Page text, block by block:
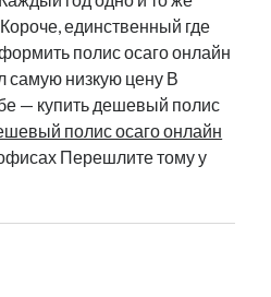
единственный где
полис осаго онлайн
самую низкую цену В
— купить дешевый полис
полис осаго онлайн
Перешлите тому у